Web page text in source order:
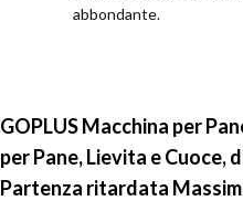
abbondante.
GOPLUS Macchina per
per Pane, Lievita e Cuoce,
Partenza ritardata